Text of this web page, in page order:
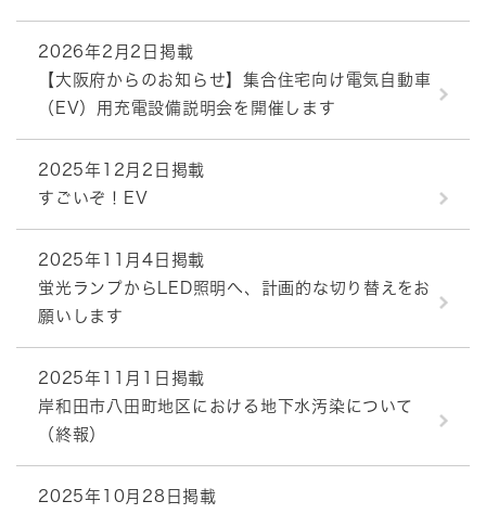
2026年2月2日掲載
【大阪府からのお知らせ】集合住宅向け電気自動車
（EV）用充電設備説明会を開催します
2025年12月2日掲載
すごいぞ！EV
2025年11月4日掲載
蛍光ランプからLED照明へ、計画的な切り替えをお
願いします
2025年11月1日掲載
岸和田市八田町地区における地下水汚染について
（終報）
2025年10月28日掲載